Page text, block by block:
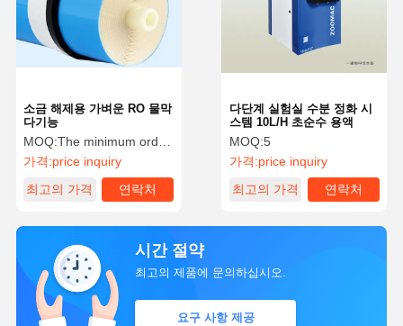
소금 해제용 가벼운 RO 물막
다기능
MOQ:The minimum order quantity is 10 pieces.
가격:price inquiry
최고의 가격
연락처
다단계 실험실 수분 정화 시
스템 10L/H 초순수 용액
MOQ:5
가격:price inquiry
최고의 가격
연락처
시간 절약
최고의 제품에 문의하십시오.
요구 사항 제공